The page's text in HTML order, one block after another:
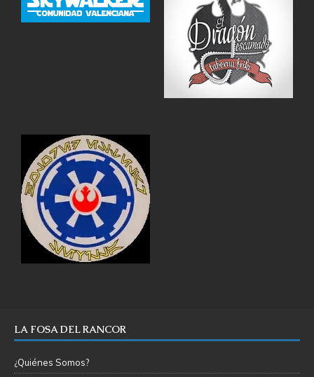
LA FOSA DEL RANCOR
¿Quiénes Somos?